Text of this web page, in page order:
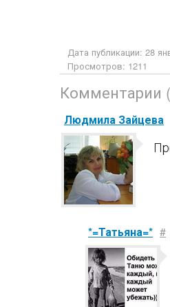
Дата публикации: 28
Просмотров: 1211
Комментарии
Людмила Зайцева
*=Татьяна=* #